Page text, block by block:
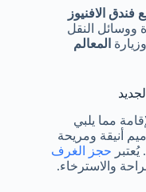
فندق الافنيوز
ووسائل النقل
المعالم
مما يلبي
أنيقة ومريحة
حجز الغرف
والاسترخاء.